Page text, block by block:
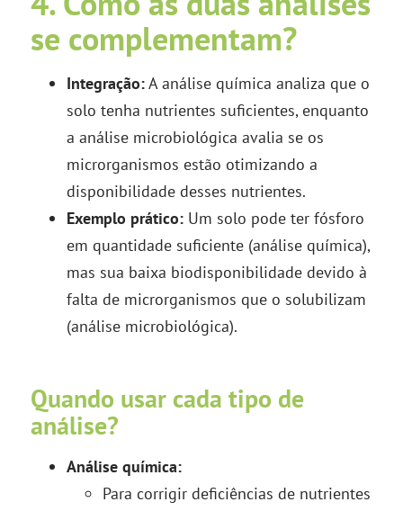
se complementam?
Integração:A análise química analiza que o
solo tenha nutrientes suficientes, enquanto
a análise microbiológica avalia se os
microrganismos estão otimizando a
disponibilidade desses nutrientes.
Exemplo prático: Um solo pode ter fósforo
em quantidade suficiente (análise química),
mas sua baixa biodisponibilidade devido à
falta de microrganismos que o solubilizam
(análise microbiológica).
Quando usar cada tipo de
análise?
Análise química:
Para corrigir deficiências de nutrientes